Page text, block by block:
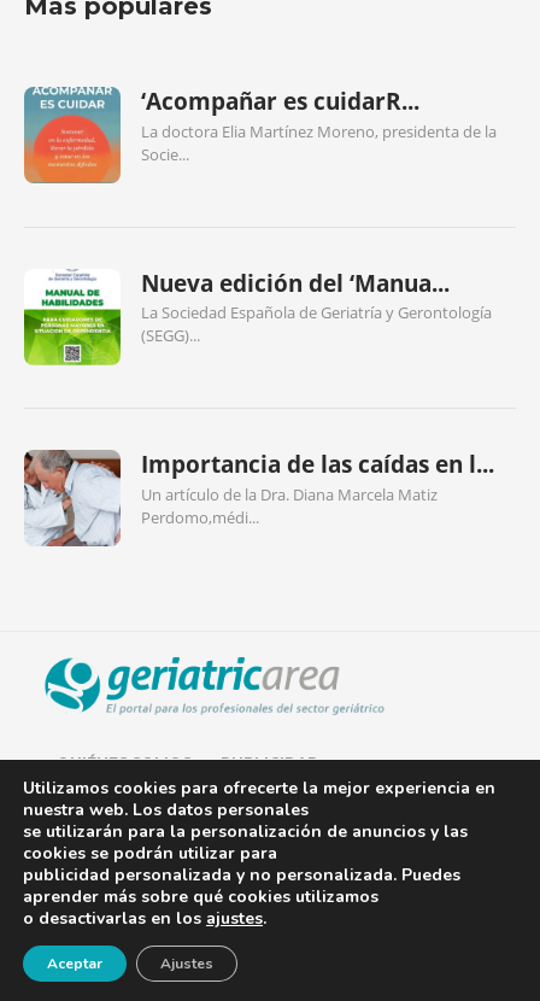
Más populares
‘Acompañar es cuidarR...
La doctora Elia Martínez Moreno, presidenta de la
Socie...
Nueva edición del ‘Manua...
La Sociedad Española de Geriatría y Gerontología
(SEGG)...
Importancia de las caídas en l...
Un artículo de la Dra. Diana Marcela Matiz
Perdomo,médi...
QUIÉNES SOMOS PUBLICIDAD
AVISO LEGAL
POLÍTICA DE COOKIES
POLÍTICA DE PRIVACIDAD
CONTACTO¡Newsletter!
Utilizamos cookies para ofrecerte la mejor experiencia en
nuestra web. Los datos personales
se utilizarán para la personalización de anuncios y las
cookies se podrán utilizar para
publicidad personalizada y no personalizada. Puedes
aprender más sobre qué cookies utilizamos
o desactivarlas en los ajustes.
Aceptar Ajustes